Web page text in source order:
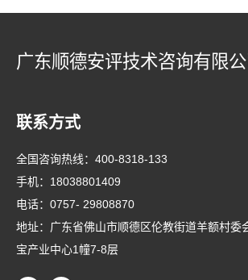
广东顺德安评技术咨询有限公
联系方式
全国咨询热线： 400-8318-133
手机： 18038801409
电话： 0757- 29808870
地址：广东省佛山市顺德区伦教街道羊额村委
宝产业中心1幢7-8层